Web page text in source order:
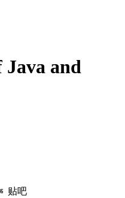
Java and
贴吧